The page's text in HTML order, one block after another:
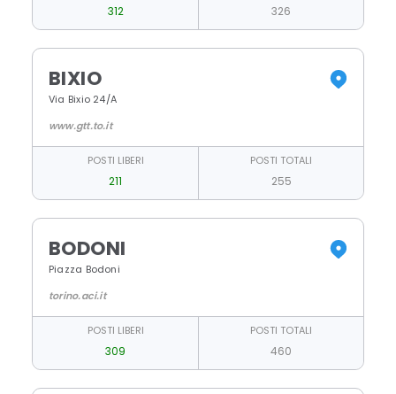
312 326
BIXIO
Via Bixio 24/A
www.gtt.to.it
POSTI LIBERI
211
POSTI TOTALI
255
BODONI
Piazza Bodoni
torino.aci.it
POSTI LIBERI
309
POSTI TOTALI
460